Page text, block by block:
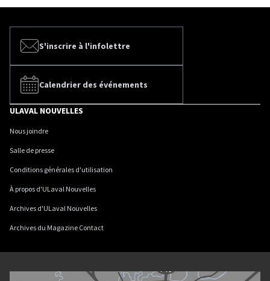
S'inscrire à l'infolettre
Calendrier des événements
ULAVAL NOUVELLES
Nous joindre
Salle de presse
Conditions générales d'utilisation
À propos d'ULaval Nouvelles
Archives d'ULaval Nouvelles
Archives du Magazine Contact